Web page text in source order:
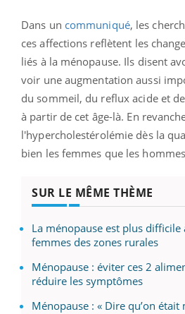
Dans un communiqué, les
ces affections reflètent les
liés à la ménopause. Ils disent
voir une augmentation aussi
du sommeil, du reflux acide et
à partir de cet âge-là. En
l'hypercholestérolémie dès la
bien les femmes que les
SUR LE MÊME THÈME
La ménopause est plus
femmes des zones rurales
Ménopause : éviter ces 2
réduire les symptômes
Ménopause : « Dire qu’on